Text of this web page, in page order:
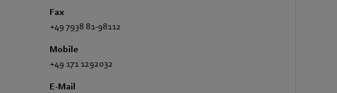
Fax
+49 7938 81-98112
Mobile
+49 171 1292032
E-Mail